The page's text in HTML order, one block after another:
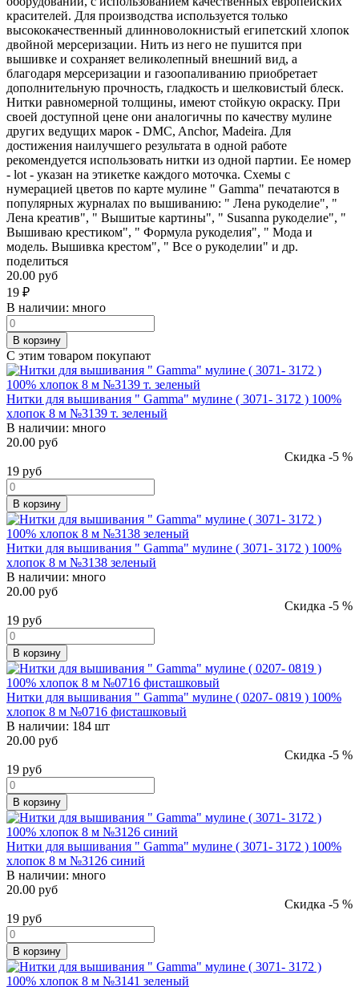
красителей. Для производства используется только
высококачественный длинноволокнистый египетский хлопок
двойной мерсеризации. Нить из него не пушится при
вышивке и сохраняет великолепный внешний вид, а
благодаря мерсеризации и газоопаливанию приобретает
дополнительную прочность, гладкость и шелковистый блеск.
Нитки равномерной толщины, имеют стойкую окраску. При
своей доступной цене они аналогичны по качеству мулине
других ведущих марок - DMC, Anchor, Madeira. Для
достижения наилучшего результата в одной работе
рекомендуется использовать нитки из одной партии. Ее номер
- lot - указан на этикетке каждого моточка. Схемы с
нумерацией цветов по карте мулине " Gamma" печатаются в
популярных журналах по вышиванию: " Лена рукоделие", "
Лена креатив", " Вышитые картины", " Susanna рукоделие", "
Вышиваю крестиком", " Формула рукоделия", " Мода и
модель. Вышивка крестом", " Все о рукоделии" и др.
поделиться
20.00 руб
19 ₽
В наличии: много
В корзину
С этим товаром покупают
Нитки для вышивания " Gamma" мулине ( 3071- 3172 ) 100%
хлопок 8 м №3139 т. зеленый
В наличии: много
20.00 руб
Скидка -5 %
19 руб
В корзину
Нитки для вышивания " Gamma" мулине ( 3071- 3172 ) 100%
хлопок 8 м №3138 зеленый
В наличии: много
20.00 руб
Скидка -5 %
19 руб
В корзину
Нитки для вышивания " Gamma" мулине ( 0207- 0819 ) 100%
хлопок 8 м №0716 фисташковый
В наличии: 184 шт
20.00 руб
Скидка -5 %
19 руб
В корзину
Нитки для вышивания " Gamma" мулине ( 3071- 3172 ) 100%
хлопок 8 м №3126 синий
В наличии: много
20.00 руб
Скидка -5 %
19 руб
В корзину